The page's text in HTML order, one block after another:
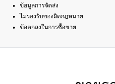
ข้อมูลการจัดส่ง
ไม่รองรับของผิดกฎหมาย
ข้อตกลงในการซื้อขาย